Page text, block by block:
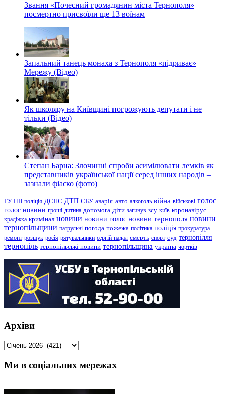
Звання «Почесний громадянин міста Тернополя»
посмертно присвоїли ще 13 воїнам
Запальний танець монаха з Тернополя «підриває»
Мережу (Відео)
Як школяру на Київщині погрожують депутати і не
тільки (Відео)
Степан Барна: Злочинні спроби асимілювати лемків як
представників української нації серед інших народів –
зазнали фіаско (фото)
ГУ НП поліція ДСНС ДТП СБУ аварія авто алкоголь війна військові голос
голос новини гроші дитина допомога діти загинув зсу київ коронавірус
крадіжка кримінал новини новини голос новини тернополя новини
тернопільщини патрульні погода пожежа політика поліція прокуратура
ремонт розшук росія рятувальники сергій надал смерть спорт суд тернопілля
тернопіль тернопільські новини тернопільщина україна чортків
Архіви
Архіви
Ми в соціальних мережах